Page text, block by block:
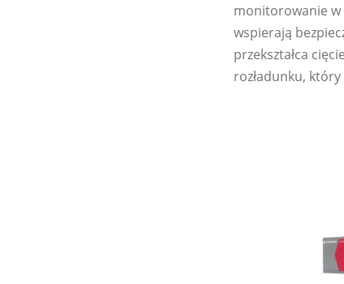
monitorowanie w
wspierają
przekształca
rozładunku,